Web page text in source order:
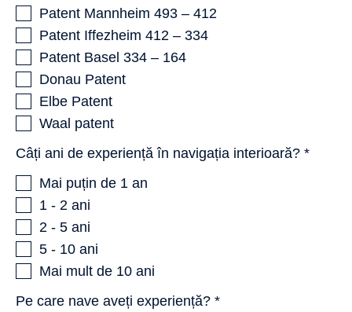
Patent Mannheim 493 – 412
Patent Iffezheim 412 – 334
Patent Basel 334 – 164
Donau Patent
Elbe Patent
Waal patent
Câți ani de experiență în navigația interioară? *
Mai puțin de 1 an
1 - 2 ani
2 - 5 ani
5 - 10 ani
Mai mult de 10 ani
Pe care nave aveți experiență? *